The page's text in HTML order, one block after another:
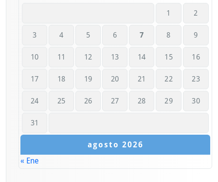
agosto 2026
1 2
3 4 5 6 7 8 9
10 11 12 13 14 15 16
17 18 19 20 21 22 23
24 25 26 27 28 29 30
31
« Ene